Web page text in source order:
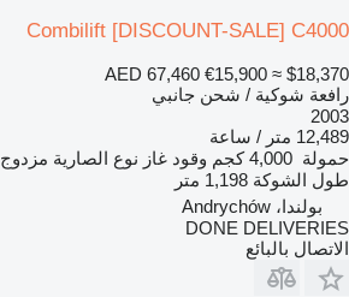
Combilift [DISCOUNT-SALE] C4000
AED 67,460 €15,900 ≈ $18,370
رافعة شوكية / شحن جانبي
2003
12,489 متر / ساعة
حمولة 4,000 كجم وقود غاز نوع الصارية مزدوج
طول الشوكة 1,198 متر
بولندا، Andrychów
DONE DELIVERIES
الاتصال بالبائع